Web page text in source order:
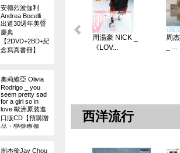
安德烈波伽利
Andrea Bocelli _
出道30週年美聲
慶典
【2DVD+2BD+紀
念寫真書冊】
奧莉維亞 Olivia
Rodrigo _ you
seem pretty sad
for a girl so in
love 歐洲原裝進
口版CD【預購贈
品：戀愛療傷
周杰倫Jay Chou
周湯豪 NICK _
《LOV...
周
_ ...
西洋流行